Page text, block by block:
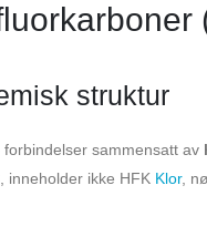
struktur
sammensatt av
inneholder ikke HFK Klor,